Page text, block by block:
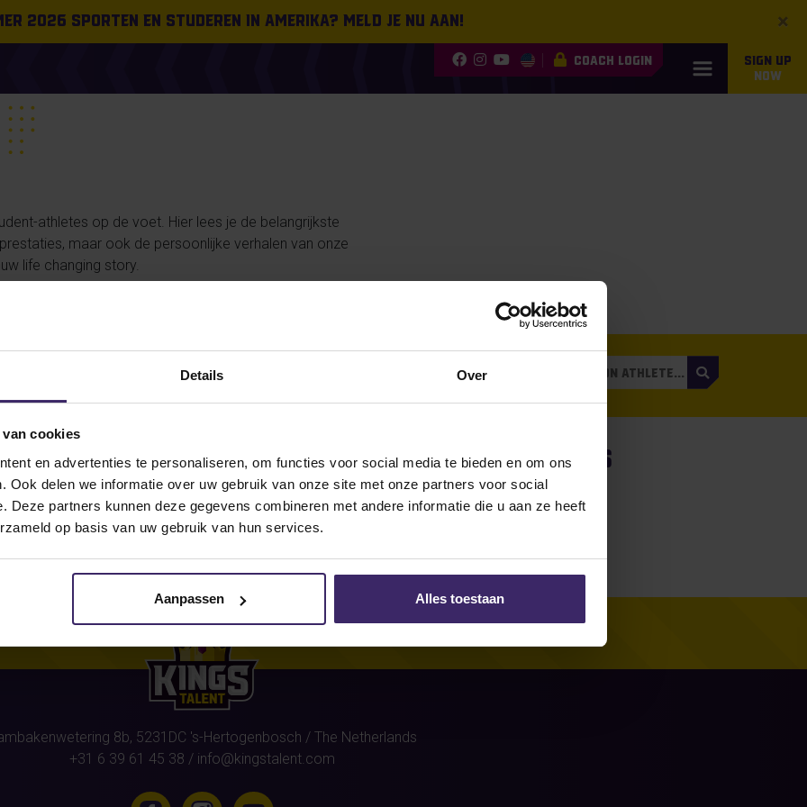
Details Over
cookies
en advertenties te personaliseren, om functies voor social media te bieden en om ons
Ook delen we informatie over uw gebruik van onze site met onze partners voor social
Deze partners kunnen deze gegevens combineren met andere informatie die u aan ze heeft
op basis van uw gebruik van hun services.
Aanpassen Alles toestaan
×
2026 sporten en studeren in Amerika? Meld je nu aan!
COACH LOGIN
SIGN UP
NOW
athletes op de voet. Hier lees je de belangrijkste
maar ook de persoonlijke verhalen van onze
life changing story.
PLACEMENT
this athlete(Amber Brouwer)were no stories
8b, 5231DC 's-Hertogenbosch / The Netherlands
+31 6 39 61 45 38 / info@kingstalent.com